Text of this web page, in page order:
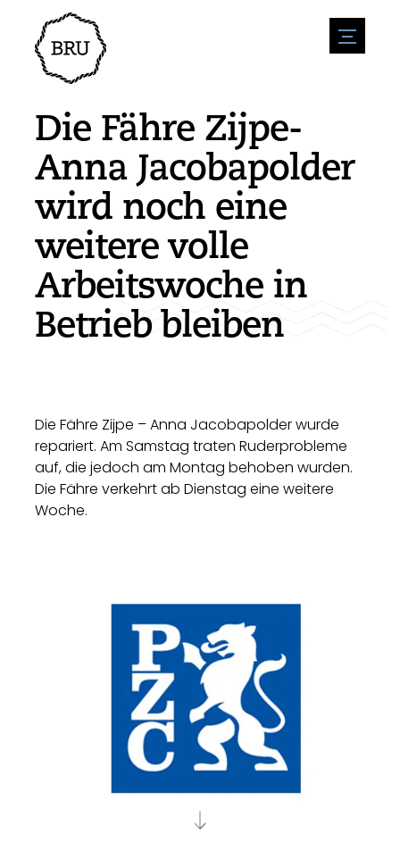
menu
Veranstaltungskalender
Veranstaltung anmelden
Übernachtung
Geschäfte
Natur & wasser
Sport
Sehenswürdigkeiten
Geschichte
Zugänglichkeit
Parken
Wohnumfeld
Um zu unternehmen
Stellenangebote
Stellenangebote veröffentlichen
Unternehmen
BIZ Bruinisse
Nachrichtenübersicht
Neuigkeiten einreichen
Die Fähre Zijpe-
Anna Jacobapolder
wird noch eine
weitere volle
Arbeitswoche in
Betrieb bleiben
Die Fähre Zijpe – Anna Jacobapolder wurde
repariert. Am Samstag traten Ruderprobleme
auf, die jedoch am Montag behoben wurden.
Die Fähre verkehrt ab Dienstag eine weitere
Woche.